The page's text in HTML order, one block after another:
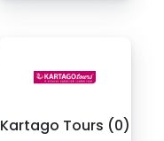
Kartago Tours (0)